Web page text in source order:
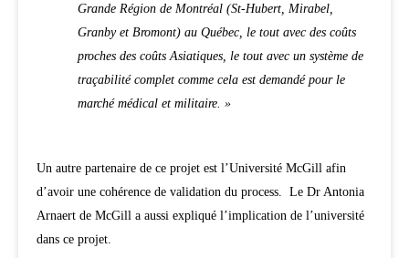
Grande Région de Montréal (St-Hubert, Mirabel,
Granby et Bromont) au Québec, le tout avec des coûts
proches des coûts Asiatiques, le tout avec un système de
traçabilité complet comme cela est demandé pour le
marché médical et militaire. »
Un autre partenaire de ce projet est l’Université McGill afin
d’avoir une cohérence de validation du process. Le Dr Antonia
Arnaert de McGill a aussi expliqué l’implication de l’université
dans ce projet.